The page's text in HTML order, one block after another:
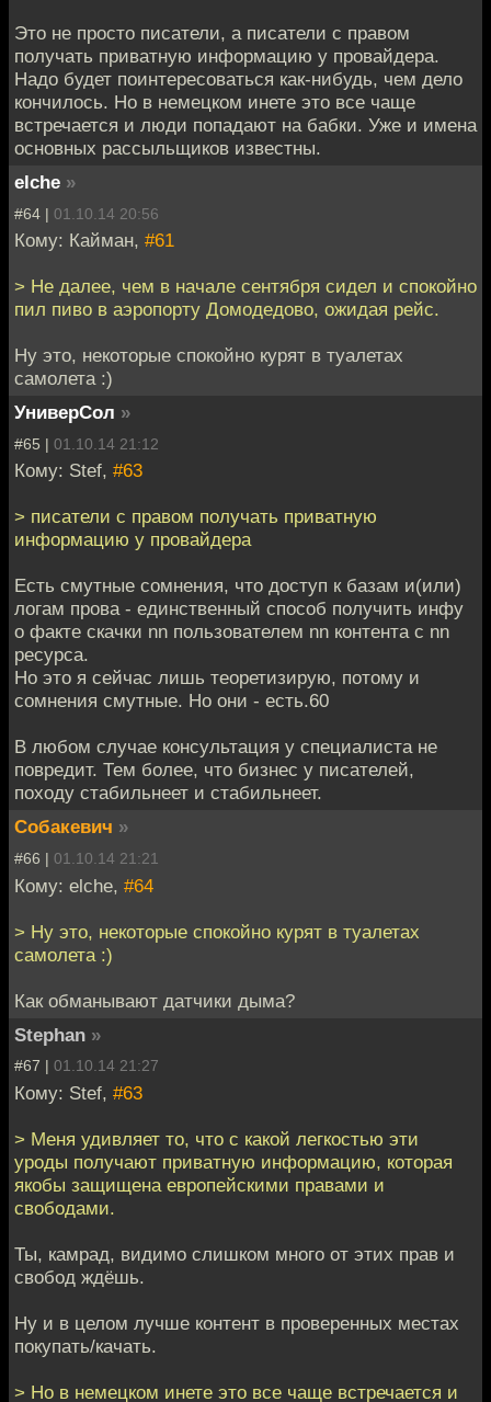
Это не просто писатели, а писатели с правом
получать приватную информацию у провайдера.
Надо будет поинтересоваться как-нибудь, чем дело
кончилось. Но в немецком инете это все чаще
встречается и люди попадают на бабки. Уже и имена
основных рассыльщиков известны.
elche »
#64 | 01.10.14 20:56
Кому: Кайман, #61
> Не далее, чем в начале сентября сидел и спокойно
пил пиво в аэропорту Домодедово, ожидая рейс.
Ну это, некоторые спокойно курят в туалетах
самолета :)
УниверСол »
#65 | 01.10.14 21:12
Кому: Stef, #63
> писатели с правом получать приватную
информацию у провайдера
Есть смутные сомнения, что доступ к базам и(или)
логам прова - единственный способ получить инфу
о факте скачки nn пользователем nn контента с nn
ресурса.
Но это я сейчас лишь теоретизирую, потому и
сомнения смутные. Но они - есть.60
В любом случае консультация у специалиста не
повредит. Тем более, что бизнес у писателей,
походу стабильнеет и стабильнеет.
Собакевич »
#66 | 01.10.14 21:21
Кому: elche, #64
> Ну это, некоторые спокойно курят в туалетах
самолета :)
Как обманывают датчики дыма?
Stephan »
#67 | 01.10.14 21:27
Кому: Stef, #63
> Меня удивляет то, что с какой легкостью эти
уроды получают приватную информацию, которая
якобы защищена европейскими правами и
свободами.
Ты, камрад, видимо слишком много от этих прав и
свобод ждёшь.
Ну и в целом лучше контент в проверенных местах
покупать/качать.
> Но в немецком инете это все чаще встречается и